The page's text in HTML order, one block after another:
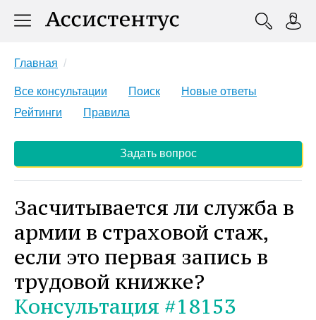
Главная
Все консультации Поиск
Новые ответы
Рейтинги
Правила
Задать вопрос
Засчитывается ли служба в
армии в страховой стаж,
если это первая запись в
трудовой книжке?
Консультация #18153